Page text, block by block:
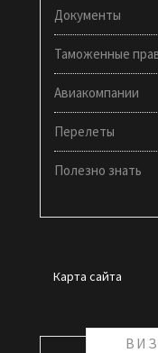
Документы
Таможенные
Авиакомпании
Перелеты
Полезно знать
Карта сайта